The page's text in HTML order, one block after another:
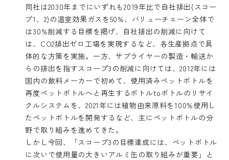
同社は2030年までにいずれも2019年比で自社排出(スコー
プ1、2)の温室効果ガスを50%、バリューチェーン全体で
は30%削減する目標を掲げ、自社排出の削減に向けて
は、CO2排出ゼロ工場を実現するなど、各生産拠点で具
体的な方策を実施。一方、サプライヤーの製造・輸送か
らの排出を指すスコープ3の削減に向けては、2012年には
国内の飲料メーカーで初めて、使用済みペットボトルを
再度ペットボトルへと再生するボトルtoボトルのリサイ
クルシステムを、2021年には植物由来原料を100%使用し
たペットボトルを開発するなど、主にペットボトルの分
野で取り組みを進めてきた。
しかし今回、「スコープ3の目標達成には、ペットボトル
に次いで使用量の大きいアルミ缶の取り組みが重要」と